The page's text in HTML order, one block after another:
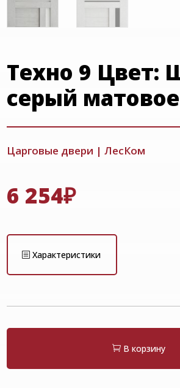
Техно 9 Цвет:
серый
Царговые двери |ЛесКом
6 254₽
Характеристики
В корзину